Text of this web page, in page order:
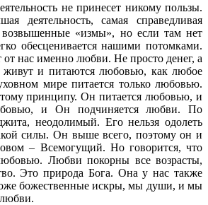
не принесет никому пользы.
деятельность, самая справедливая
возвышенные «измы», но если там нет
обесценивается нашими потомками.
нас именно любви. Не просто денег, а
и питаются любовью, как любое
мире питается только любовью.
принципу. Он питается любовью, и
и Он подчиняется любви. По
неодолимый. Его нельзя одолеть
силы. Он выше всего, поэтому он и
– Всемогущий. Но говорится, что
Любви покорны все возрасты,
Это природа Бога. Она у нас также
божественные искры, мы души, и мы